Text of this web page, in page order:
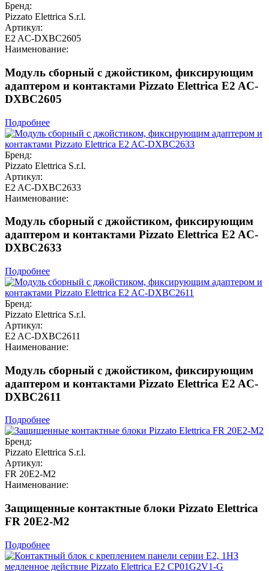
Бренд:
Pizzato Elettrica S.r.l.
Артикул:
E2 AC-DXBC2605
Наименование:
Модуль сборный с джойстиком, фиксирующим
адаптером и контактами Pizzato Elettrica E2 AC-
DXBC2605
Подробнее
Бренд:
Pizzato Elettrica S.r.l.
Артикул:
E2 AC-DXBC2633
Наименование:
Модуль сборный с джойстиком, фиксирующим
адаптером и контактами Pizzato Elettrica E2 AC-
DXBC2633
Подробнее
Бренд:
Pizzato Elettrica S.r.l.
Артикул:
E2 AC-DXBC2611
Наименование:
Модуль сборный с джойстиком, фиксирующим
адаптером и контактами Pizzato Elettrica E2 AC-
DXBC2611
Подробнее
Бренд:
Pizzato Elettrica S.r.l.
Артикул:
FR 20E2-M2
Наименование:
Защищенные контактные блоки Pizzato Elettrica
FR 20E2-M2
Подробнее